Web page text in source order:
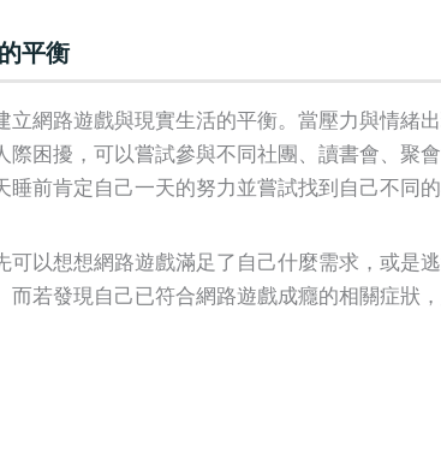
平衡
網路遊戲與現實生活的平衡。當壓力與情緒
困擾，可以嘗試參與不同社團、讀書會、聚
前肯定自己一天的努力並嘗試找到自己不同
以想想網路遊戲滿足了自己什麼需求，或是
若發現自己已符合網路遊戲成癮的相關症狀